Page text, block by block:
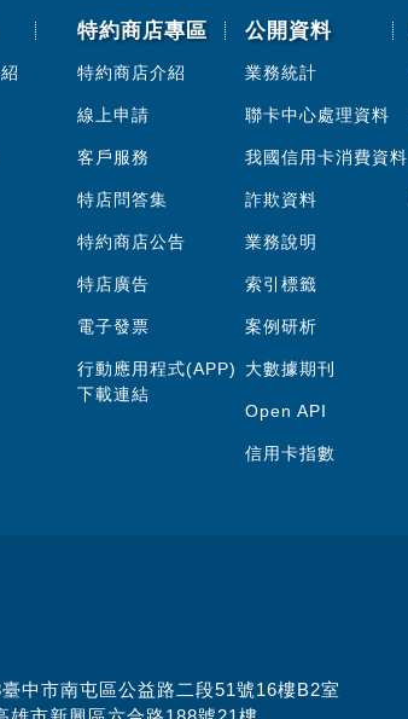
特約商店專區
特約商店介紹
線上申請
客戶服務
特店問答集
特約商店公告
特店廣告
電子發票
行動應用程式(APP)
下載連結
公開資料
業務統計
聯卡中心處理資料
我國信用卡消費資料
詐欺資料
業務說明
索引標籤
案例研析
大數據期刊
Open API
信用卡指數
中市南屯區公益路二段51號16樓B2室